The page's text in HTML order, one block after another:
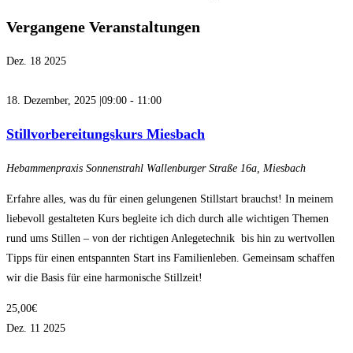
Vergangene Veranstaltungen
Dez. 18 2025
18. Dezember, 2025 |09:00 - 11:00
Stillvorbereitungskurs Miesbach
Hebammenpraxis Sonnenstrahl Wallenburger Straße 16a, Miesbach
Erfahre alles, was du für einen gelungenen Stillstart brauchst! In meinem
liebevoll gestalteten Kurs begleite ich dich durch alle wichtigen Themen
rund ums Stillen – von der richtigen Anlegetechnik bis hin zu wertvollen
Tipps für einen entspannten Start ins Familienleben. Gemeinsam schaffen
wir die Basis für eine harmonische Stillzeit!
25,00€
Dez. 11 2025